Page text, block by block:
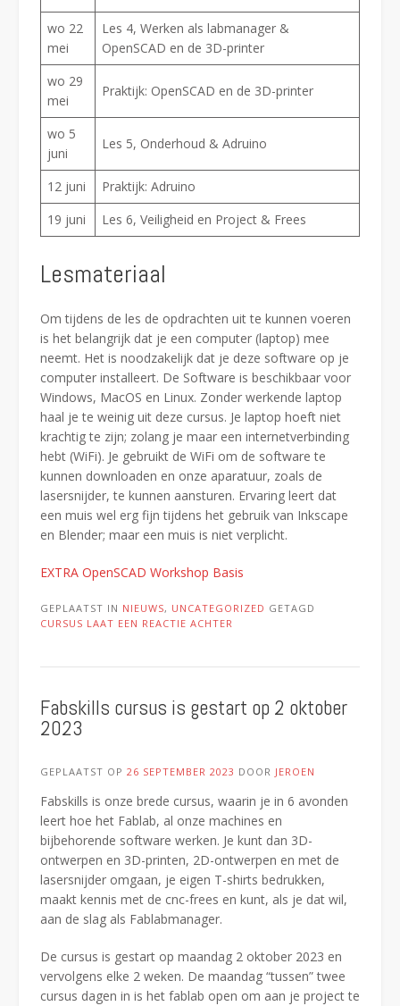
wo 22
mei
Les 4, Werken als labmanager &
OpenSCAD en de 3D-printer
wo 29
mei
Praktijk: OpenSCAD en de 3D-printer
wo 5
juni
Les 5, Onderhoud & Adruino
12 juni
Praktijk: Adruino
19 juni
Les 6, Veiligheid en Project & Frees
Lesmateriaal
Om tijdens de les de opdrachten uit te kunnen voeren
is het belangrijk dat je een computer (laptop) mee
neemt. Het is noodzakelijk dat je deze software op je
computer installeert. De Software is beschikbaar voor
Windows, MacOS en Linux. Zonder werkende laptop
haal je te weinig uit deze cursus. Je laptop hoeft niet
krachtig te zijn; zolang je maar een internetverbinding
hebt (WiFi). Je gebruikt de WiFi om de software te
kunnen downloaden en onze aparatuur, zoals de
lasersnijder, te kunnen aansturen. Ervaring leert dat
een muis wel erg fijn tijdens het gebruik van Inkscape
en Blender; maar een muis is niet verplicht.
EXTRA OpenSCAD Workshop Basis
GEPLAATST IN NIEUWS, UNCATEGORIZED GETAGD
CURSUS LAAT EEN REACTIE ACHTER
Fabskills cursus is gestart op 2 oktober
2023
GEPLAATST OP 26 SEPTEMBER 2023 DOOR JEROEN
Fabskills is onze brede cursus, waarin je in 6 avonden
leert hoe het Fablab, al onze machines en
bijbehorende software werken. Je kunt dan 3D-
ontwerpen en 3D-printen, 2D-ontwerpen en met de
lasersnijder omgaan, je eigen T-shirts bedrukken,
maakt kennis met de cnc-frees en kunt, als je dat wil,
aan de slag als Fablabmanager.
De cursus is gestart op maandag 2 oktober 2023 en
vervolgens elke 2 weken. De maandag “tussen” twee
cursus dagen in is het fablab open om aan je project te